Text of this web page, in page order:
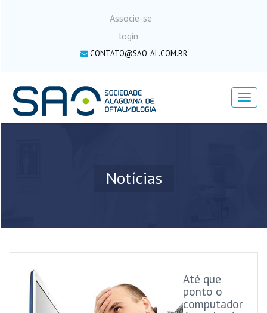
Associe-se
login
CONTATO@SAO-AL.COM.BR
Menu
Notícias
Até que
ponto o
computador